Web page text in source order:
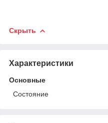
Скрыть
Характеристики
Основные
Состояние